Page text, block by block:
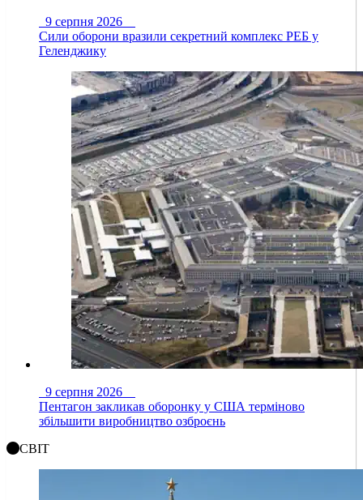
9 серпня 2026
Сили оборони вразили секретний комплекс РЕБ у
Геленджику
9 серпня 2026
Пентагон закликав оборонку у США терміново
збільшити виробництво озброєнь
СВІТ